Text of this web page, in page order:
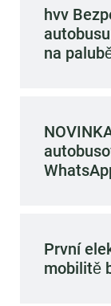
hvv
na
První
mobilitě